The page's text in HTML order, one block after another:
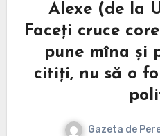
Alexe (de la
Faceți cruce
pune mîna și
citiți, nu să o
Gazeta de